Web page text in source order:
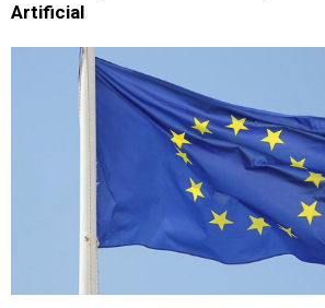
Artificial